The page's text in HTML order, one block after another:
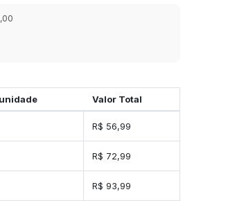
Valor Total
R$ 56,99
R$ 72,99
R$ 93,99